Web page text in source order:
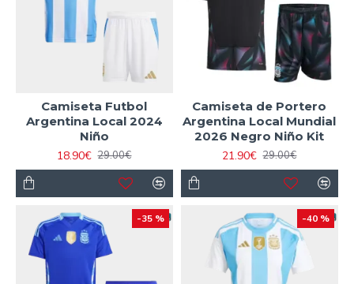
Camiseta Futbol
Argentina Local 2024
Niño
18.90€ 29.00€
Camiseta de Portero
Argentina Local Mundial
2026 Negro Niño Kit
21.90€ 29.00€
-35 % -40 %